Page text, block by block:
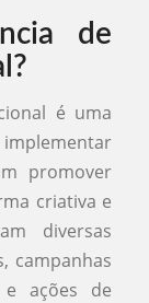
de
é uma
promover
criativa e
diversas
campanhas
e ações de